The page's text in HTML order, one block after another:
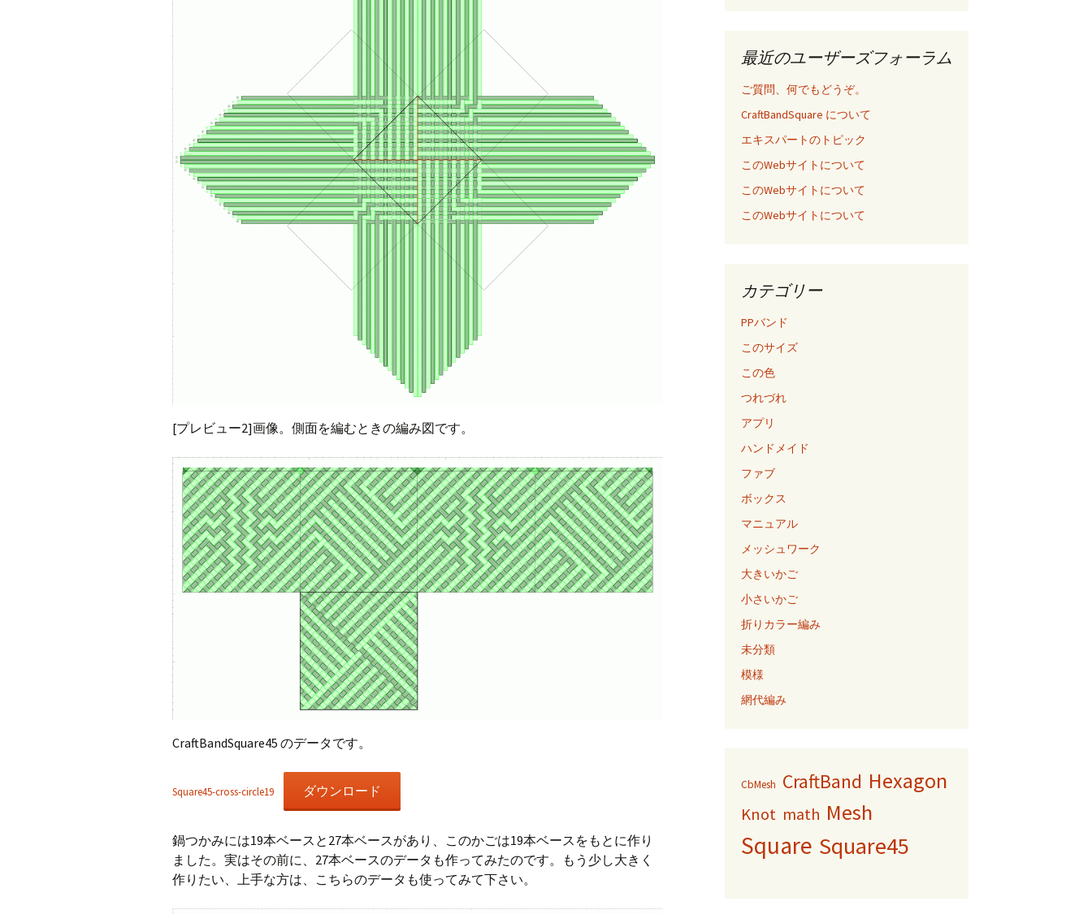
[プレビュー2]画像。側面を編むときの編み図です。
CraftBandSquare45 のデータです。
Square45-cross-circle19 ダウンロード
鍋つかみには19本ベースと27本ベースがあり、このかごは19本ベースをもとに作り
ました。実はその前に、27本ベースのデータも作ってみたのです。もう少し大きく
作りたい、上手な方は、こちらのデータも使ってみて下さい。
最近のユーザーズフォーラム
ご質問、何でもどうぞ。
CraftBandSquare について
エキスパートのトピック
このWebサイトについて
このWebサイトについて
このWebサイトについて
カテゴリー
PPバンド
このサイズ
この色
つれづれ
アプリ
ハンドメイド
ファブ
ボックス
マニュアル
メッシュワーク
大きいかご
小さいかご
折りカラー編み
未分類
模様
網代編み
CbMesh CraftBand Hexagon
Knot math Mesh
Square Square45